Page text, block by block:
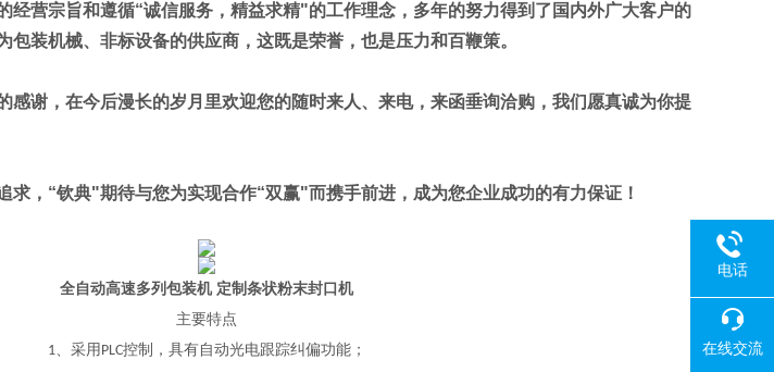
经营宗旨和遵循“诚信服务，精益求精"的工作理念，多年的努力得到了国内外广大客户的
装机械、非标设备的供应商，这既是荣誉，也是压力和百鞭策。
感谢，在今后漫长的岁月里欢迎您的随时来人、来电，来函垂询洽购，我们愿真诚为你提
求，“钦典"期待与您为实现合作“双赢"而携手前进，成为您企业成功的有力保证！
全自动高速多列包装机 定制条状粉末封口机
主要特点
1、采用 PLC控制，具有自动光电跟踪纠偏功能；
电话
在线交流